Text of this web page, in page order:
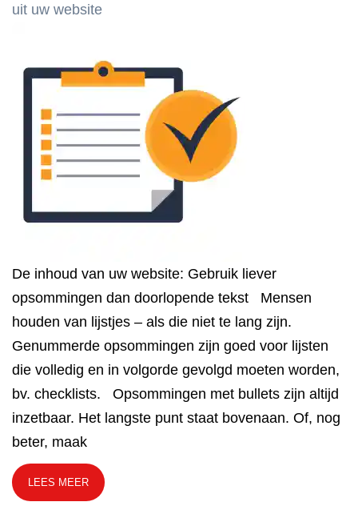
uit uw website
De inhoud van uw website: Gebruik liever
opsommingen dan doorlopende tekst Mensen
houden van lijstjes – als die niet te lang zijn.
Genummerde opsommingen zijn goed voor lijsten
die volledig en in volgorde gevolgd moeten worden,
bv. checklists. Opsommingen met bullets zijn altijd
inzetbaar. Het langste punt staat bovenaan. Of, nog
beter, maak
LEES MEER